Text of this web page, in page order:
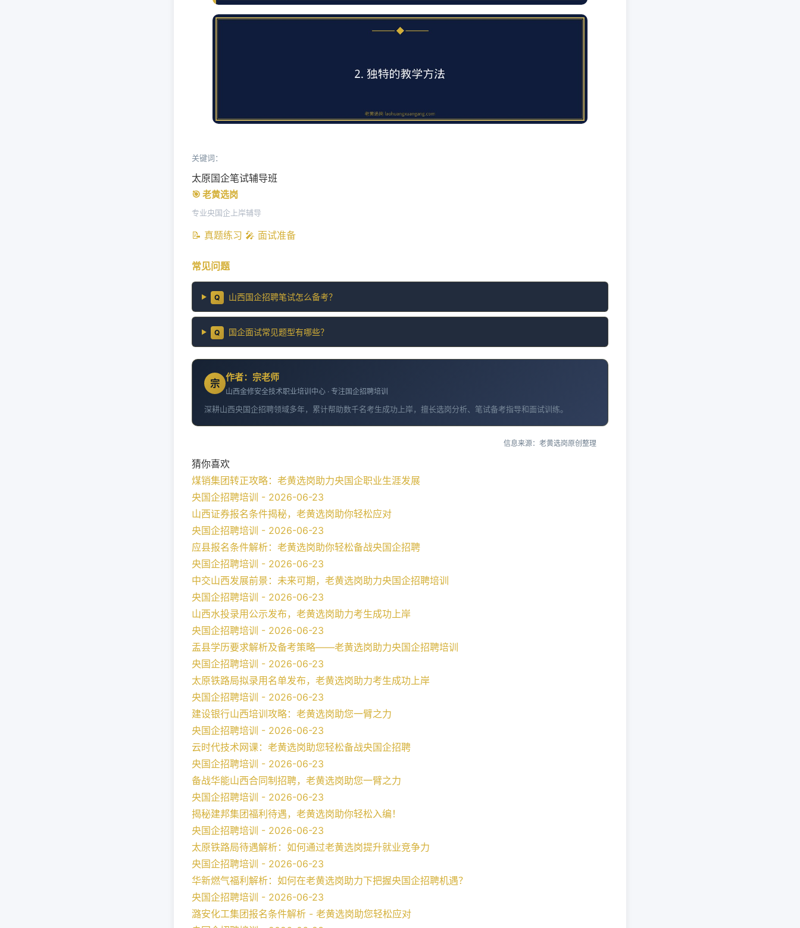
关键词：
太原国企笔试辅导班
🎯 老黄选岗
专业央国企上岸辅导
📝 真题练习 🎤 面试准备
常见问题
Q 山西国企招聘笔试怎么备考？
Q 国企面试常见题型有哪些？
宗
作者：宗老师
山西金修安全技术职业培训中心 · 专注国企招聘培训
深耕山西央国企招聘领域多年，累计帮助数千名考生成功上岸，擅长选岗分析、笔试备考指导和面试训练。
信息来源：老黄选岗原创整理
猜你喜欢
煤销集团转正攻略：老黄选岗助力央国企职业生涯发展
央国企招聘培训 - 2026-06-23
山西证券报名条件揭秘，老黄选岗助你轻松应对
央国企招聘培训 - 2026-06-23
应县报名条件解析：老黄选岗助你轻松备战央国企招聘
央国企招聘培训 - 2026-06-23
中交山西发展前景：未来可期，老黄选岗助力央国企招聘培训
央国企招聘培训 - 2026-06-23
山西水投录用公示发布，老黄选岗助力考生成功上岸
央国企招聘培训 - 2026-06-23
盂县学历要求解析及备考策略——老黄选岗助力央国企招聘培训
央国企招聘培训 - 2026-06-23
太原铁路局拟录用名单发布，老黄选岗助力考生成功上岸
央国企招聘培训 - 2026-06-23
建设银行山西培训攻略：老黄选岗助您一臂之力
央国企招聘培训 - 2026-06-23
云时代技术网课：老黄选岗助您轻松备战央国企招聘
央国企招聘培训 - 2026-06-23
备战华能山西合同制招聘，老黄选岗助您一臂之力
央国企招聘培训 - 2026-06-23
揭秘建邦集团福利待遇，老黄选岗助你轻松入编！
央国企招聘培训 - 2026-06-23
太原铁路局待遇解析：如何通过老黄选岗提升就业竞争力
央国企招聘培训 - 2026-06-23
华新燃气福利解析：如何在老黄选岗助力下把握央国企招聘机遇？
央国企招聘培训 - 2026-06-23
潞安化工集团报名条件解析 - 老黄选岗助您轻松应对